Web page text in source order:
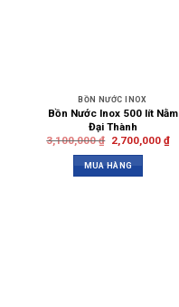
BỒN NƯỚC INOX
Bồn Nước Inox 500 lít Nằm
Đại Thành
3,100,000₫ 2,700,000 ₫
MUA HÀNG